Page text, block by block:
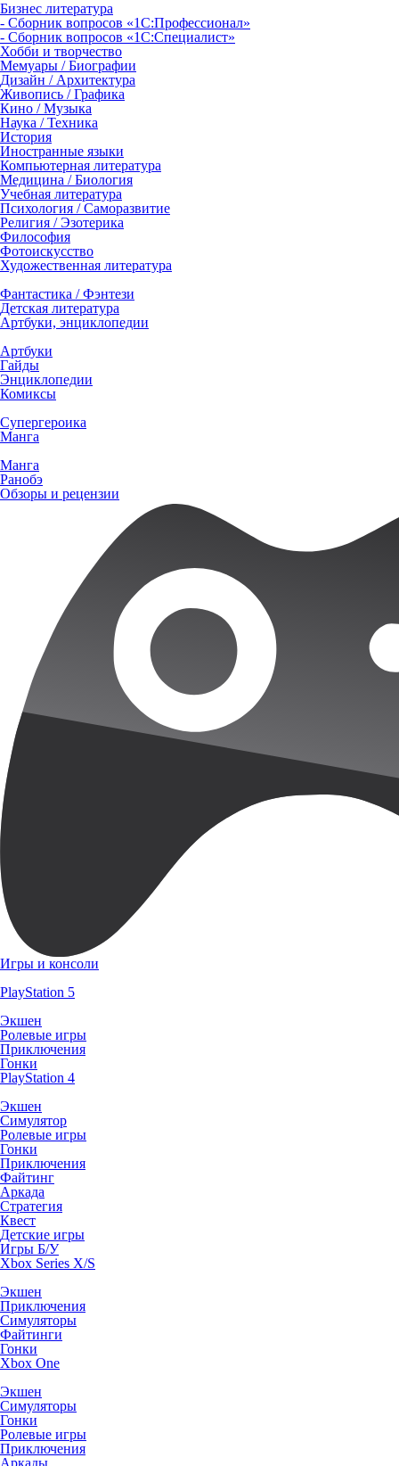
Бизнес литература
- Сборник вопросов «1С:Профессионал»
- Сборник вопросов «1С:Специалист»
Хобби и творчество
Мемуары / Биографии
Дизайн / Архитектура
Живопись / Графика
Кино / Музыка
Наука / Техника
История
Иностранные языки
Компьютерная литература
Медицина / Биология
Учебная литература
Психология / Саморазвитие
Религия / Эзотерика
Философия
Фотоискусство
Художественная литература
Фантастика / Фэнтези
Детская литература
Артбуки, энциклопедии
Артбуки
Гайды
Энциклопедии
Комиксы
Супергероика
Манга
Манга
Ранобэ
Обзоры и рецензии
Игры и консоли
PlayStation 5
Экшен
Ролевые игры
Приключения
Гонки
PlayStation 4
Экшен
Симулятор
Ролевые игры
Гонки
Приключения
Файтинг
Аркада
Стратегия
Квест
Детские игры
Игры Б/У
Xbox Series X/S
Экшен
Приключения
Симуляторы
Файтинги
Гонки
Xbox One
Экшен
Симуляторы
Гонки
Ролевые игры
Приключения
Аркады